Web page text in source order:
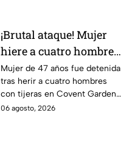
¡Brutal ataque! Mujer
hiere a cuatro hombres
con unas tijeras
Mujer de 47 años fue detenida
tras herir a cuatro hombres
con tijeras en Covent Garden,
Londres. Autoridades
06 agosto, 2026